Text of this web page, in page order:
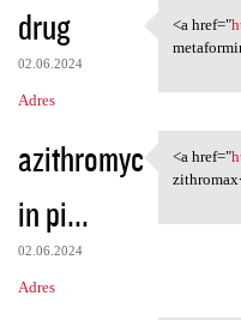
drug
02.06.2024
Adres
<a
<a href="
azithromyc
in pi...
02.06.2024
Adres
<a
<a href="